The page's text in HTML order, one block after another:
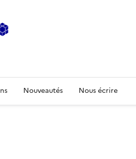
Nouveautés Nous écrire